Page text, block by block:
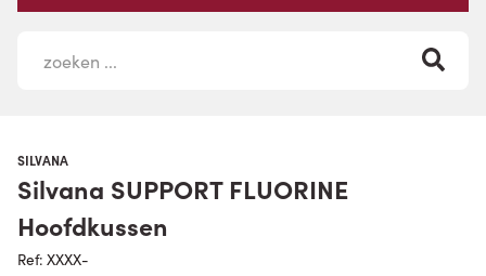
SILVANA
Silvana SUPPORT FLUORINE
Hoofdkussen
Ref: XXXX-